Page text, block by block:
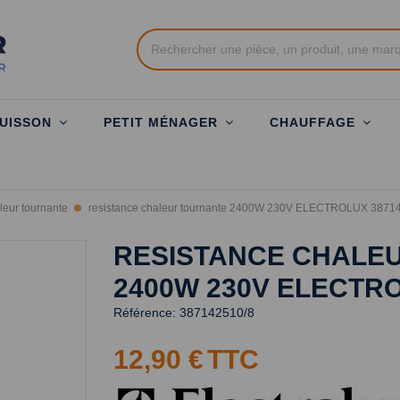
PETIT MÉNAGER CHAUFFAGE
tournante resistance chaleur tournante 2400W 230V ELECTROLUX
RESISTANCE
2400W 230V
Référence: 387142510/8
12,90 €TTC